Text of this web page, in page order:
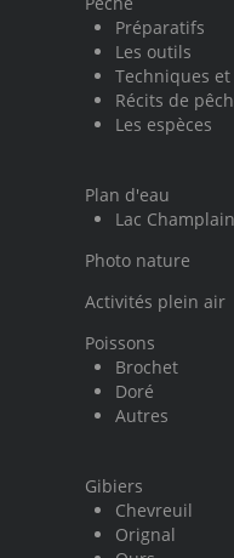
Préparatifs
Les outils
Techniques
Récits de
Les espèces
Plan d'eau
Lac Champlain
Photo nature
Activités plein air
Poissons
Brochet
Doré
Autres
Gibiers
Chevreuil
Orignal